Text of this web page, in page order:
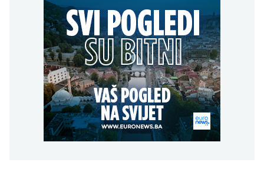
DRUŠTVO
Počela isplata penzija u
RS
Nuklearka Krško
smanjuje proizvodnju
zbog niskog vodostaja i
visokih temperatura
Save
graničnim prelazima u
EU: Koja je svrha EES
sistema ako se isključuje
čim je preopterećen?
BIZNIS
Skočile cijene nafte na
svjetskom tržištu, hoće li
se to odraziti na BiH
djece moraju platiti 942
miliona dolara
KULTURA
Rat i pijesak prijete
drevnim piramidama
Meroe u Sudanu